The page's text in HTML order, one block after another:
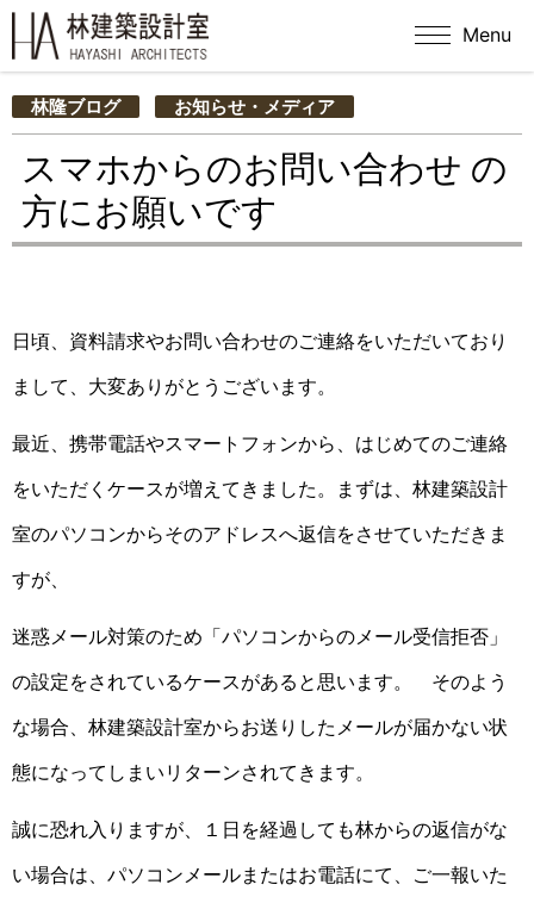
Menu
林隆ブログ お知らせ・メディア
スマホからのお問い合わせ の
方にお願いです
日頃、資料請求やお問い合わせのご連絡をいただいており
まして、大変ありがとうございます。
最近、携帯電話やスマートフォンから、はじめてのご連絡
をいただくケースが増えてきました。まずは、林建築設計
室のパソコンからそのアドレスへ返信をさせていただきま
すが、
迷惑メール対策のため「パソコンからのメール受信拒否」
の設定をされているケースがあると思います。 そのよう
な場合、林建築設計室からお送りしたメールが届かない状
態になってしまいリターンされてきます。
誠に恐れ入りますが、１日を経過しても林からの返信がな
い場合は、パソコンメールまたはお電話にて、ご一報いた